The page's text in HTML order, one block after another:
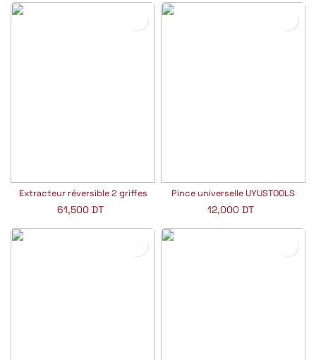
Extracteur réversible 2 griffes
61,500DT
Pince universelle UYUSTOOLS
12,000DT